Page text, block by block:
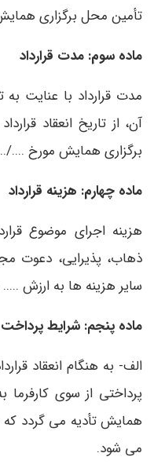
تأمین محل برگزاری
ماده سوم: مدت قرارداد
مدت قرارداد با عنایت به
آن، از تاریخ انعقاد
برگزاری همایش مورخ
ماده چهارم: هزینه قرارداد
هزینه اجرای موضوع
ذهاب، پذیرایی، دعوت
سایر هزینه ها به ارزش
ماده پنجم: شرایط پرداخت
الف- به هنگام انعقاد
پرداختی از سوی کارفرما
همایش تأدیه می گردد که
می شود.